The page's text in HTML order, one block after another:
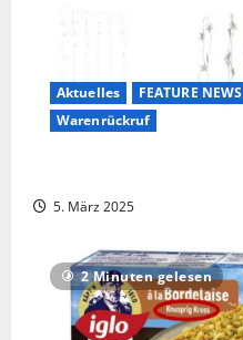
Aktuelles
FEATURE NEWS
Warenrückruf
5. März 2025
2 Minuten gelesen